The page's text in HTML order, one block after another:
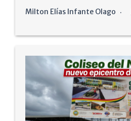
Milton Elías Infante Olago